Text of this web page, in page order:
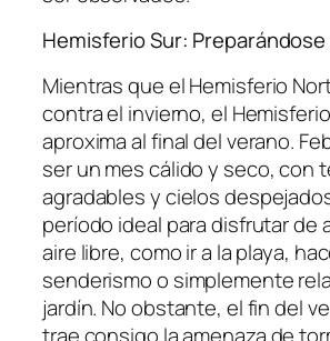
Hemisferio Sur:
Mientras que el Hemisferio
contra el invierno, el
aproxima al final del verano.
ser un mes cálido y seco, con
agradables y cielos
período ideal para disfrutar de
aire libre, como ir a la playa,
senderismo o simplemente
jardín. No obstante, el fin del
trae consigo la amenaza de